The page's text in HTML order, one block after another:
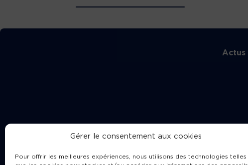
Gérer le consentement aux cookies
Pour offrir les meilleures expériences, nous utilisons des technologies telles
Actus